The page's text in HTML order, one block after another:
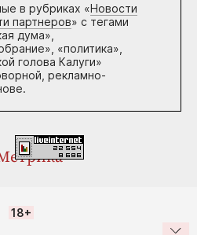
в рубриках «Новости
партнеров» с тегами
дума»,
«политика»,
голова Калуги»
рекламно-
18+